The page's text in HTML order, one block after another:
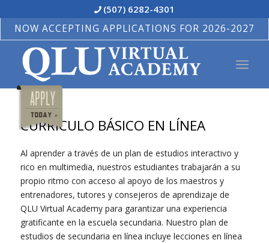
(507) 6282-4301
NOW ACCEPTING APPLICATIONS FOR 2026-2027
CURRÍCULO BÁSICO EN LÍNEA
Al aprender a través de un plan de estudios interactivo y
rico en multimedia, nuestros estudiantes trabajarán a su
propio ritmo con acceso al apoyo de los maestros y
entrenadores, tutores y consejeros de aprendizaje de
QLU Virtual Academy para garantizar una experiencia
gratificante en la escuela secundaria. Nuestro plan de
estudios de secundaria en línea incluye lecciones en línea